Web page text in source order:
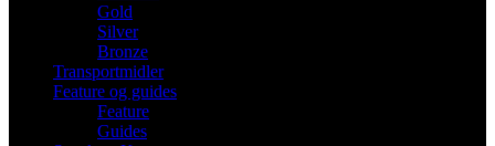
Gold
Silver
Bronze
Transportmidler
Feature og guides
Feature
Guides